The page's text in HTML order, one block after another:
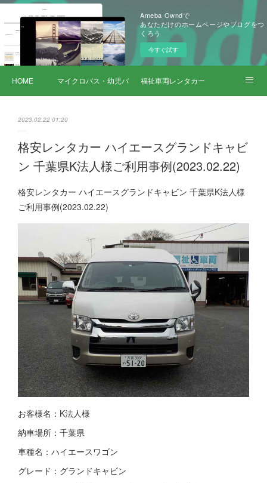
Ameba Owndで
あなただけのホームページやブログをつ
くろう
今すぐ試す
HOME マイクロバス・幼児バス レンタカー福祉車両レンタカー
2023.02.22 01:20
格安レンタカー ハイエースグランドキャビ
ン 千葉県K法人様ご利用事例(2023.02.22)
格安レンタカー ハイエースグランドキャビン 千葉県K法人様
ご利用事例(2023.02.22)
お客様名：K法人様
納車場所：千葉県
車種名：ハイエースワゴン
グレード：グランドキャビン